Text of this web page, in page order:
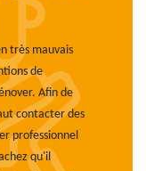
très mauvais
de
Afin de
contacter des
professionnel
qu'il